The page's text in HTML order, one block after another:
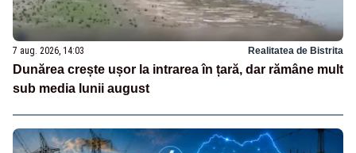
7 aug. 2026, 14:03 Realitatea de Bistrita
Dunărea crește ușor la intrarea în țară, dar rămâne mult
sub media lunii august